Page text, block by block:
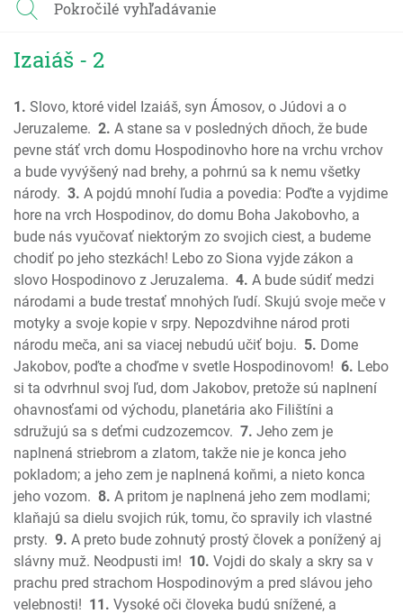
Rút
2 Samuel
2 Kniha kráľov
1 Kroník; Paralipomenon
2 Kroník; Paralipomenon
Ezdráš
Nehemiáš
Ester
Jób
Žalmy
Príslovia
Kazateľ
Pieseň piesní
Izaiáš
Jeremiáš
Plač Jeremiášov
Ezechiel
Daniel
Ozeáš
Joel
Amos
Obadiáš
Jonáš
Pokročilé vyhľadávanie
Izaiáš - 2
1. Slovo, ktoré videl Izaiáš, syn Ámosov, o Júdovi a o
Jeruzaleme. 2. A stane sa v posledných dňoch, že bude
pevne stáť vrch domu Hospodinovho hore na vrchu vrchov
a bude vyvýšený nad brehy, a pohrnú sa k nemu všetky
národy. 3. A pojdú mnohí ľudia a povedia: Poďte a vyjdime
hore na vrch Hospodinov, do domu Boha Jakobovho, a
bude nás vyučovať niektorým zo svojich ciest, a budeme
chodiť po jeho stezkách! Lebo zo Siona vyjde zákon a
slovo Hospodinovo z Jeruzalema. 4. A bude súdiť medzi
národami a bude trestať mnohých ľudí. Skujú svoje meče v
motyky a svoje kopie v srpy. Nepozdvihne národ proti
národu meča, ani sa viacej nebudú učiť boju. 5. Dome
Jakobov, poďte a choďme v svetle Hospodinovom! 6. Lebo
si ta odvrhnul svoj ľud, dom Jakobov, pretože sú naplnení
ohavnosťami od východu, planetária ako Filištíni a
sdružujú sa s deťmi cudzozemcov. 7. Jeho zem je
naplnená striebrom a zlatom, takže nie je konca jeho
pokladom; a jeho zem je naplnená koňmi, a nieto konca
jeho vozom. 8. A pritom je naplnená jeho zem modlami;
klaňajú sa dielu svojich rúk, tomu, čo spravily ich vlastné
prsty. 9. A preto bude zohnutý prostý človek a ponížený aj
slávny muž. Neodpusti im! 10. Vojdi do skaly a skry sa v
prachu pred strachom Hospodinovým a pred slávou jeho
velebnosti! 11. Vysoké oči človeka budú snížené, a